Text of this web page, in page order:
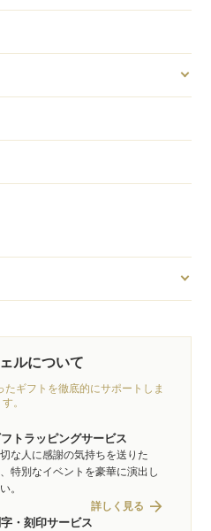
ルについて
ギフトを徹底的にサポートしま
す。
トラッピングサービス
な人に感謝の気持ちを送りた
特別なイベントを豪華に演出し
。
詳しく見る arrow_forward
・刻印サービス